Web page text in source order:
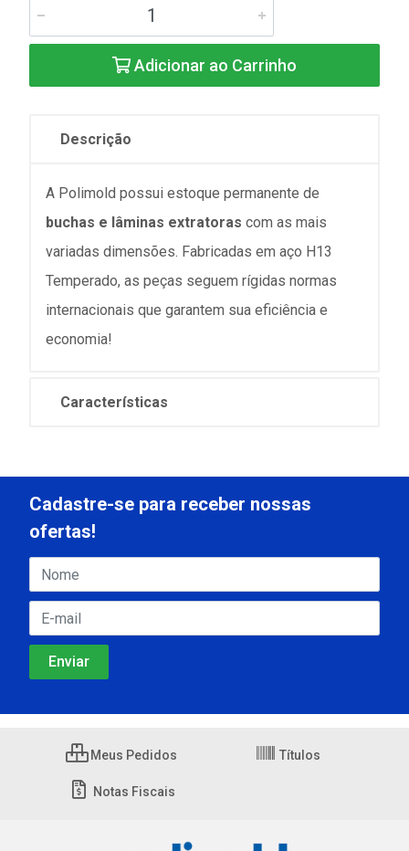
Adicionar ao Carrinho
Descrição
A Polimold possui estoque permanente de
buchas e lâminas extratoras com as mais
variadas dimensões. Fabricadas em aço H13
Temperado, as peças seguem rígidas normas
internacionais que garantem sua eficiência e
economia!
Características
Cadastre-se para receber nossas
ofertas!
Meus Pedidos Títulos
Notas Fiscais